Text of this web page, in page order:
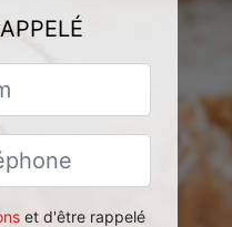
et d'être rappelé